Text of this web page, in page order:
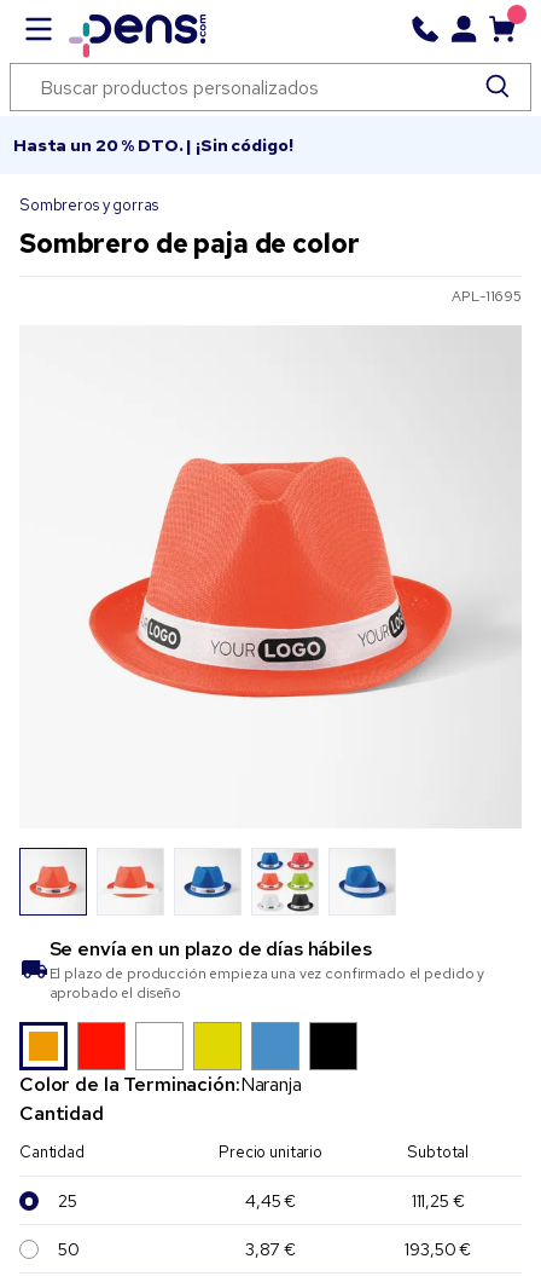
Hasta un 20 % DTO. | ¡Sin código!
Sombreros y gorras
Sombrero de paja de color
APL-11695
Se envía en un plazo de días hábiles
El plazo de producción empieza una vez confirmado el pedido y
aprobado el diseño
Color de la Terminación:Naranja
Cantidad
Cantidad Precio unitario Subtotal
25 4,45 € 111,25 €
50 3,87 € 193,50 €